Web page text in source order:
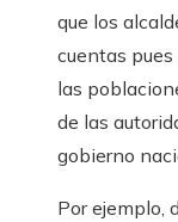
que los
cuentas
las
de las
gobierno
Por ejemplo,